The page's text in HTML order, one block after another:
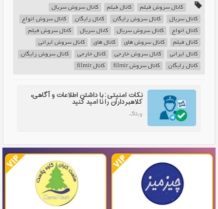
کانال سروش فیلم کانال فیلم
کانال سروش سریال
کانال سریال
کانال سروش رایگان کانال رایگان
کانال سروش انواع
کانال انواع
کانال سروش سریال کانال سریال
کانال سروش فیلم
کانال فیلم
کانال سروش های کانال های
کانال سروش ایرانی
کانال ایرانی
کانال سروش خارجی کانال خارجی
کانال سروش رایگان
کانال رایگان
کانال سروش filmir کانال filmir
نکات امنیتی: با داشتن اطلاعات و آگاهی،
کلاهبرداران را نا امید کنید
وبلاگ